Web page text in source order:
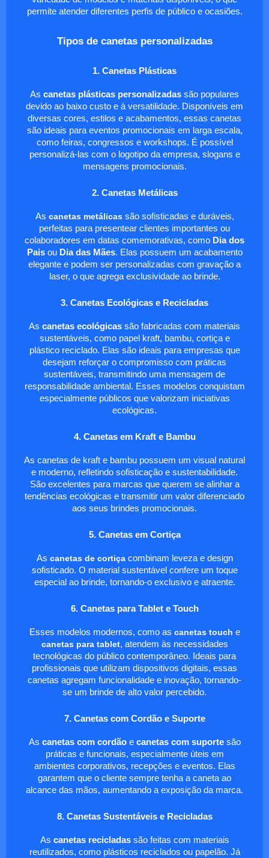
permite atender diferentes perfis de público e ocasiões.
Tipos de canetas personalizadas
1. Canetas Plásticas
As canetas plásticas personalizadas são populares
devido ao baixo custo e à versatilidade. Disponíveis em
diversas cores, estilos e acabamentos, essas canetas
são ideais para eventos promocionais em larga escala,
como feiras, congressos e workshops. É possível
personalizá-las com o logotipo da empresa, slogans e
mensagens promocionais.
2. Canetas Metálicas
As canetas metálicassão sofisticadas e duráveis,
perfeitas para presentear clientes importantes ou
colaboradores em datas comemorativas, como Dia dos
Paisou Dia das Mães. Elas possuem um acabamento
elegante e podem ser personalizadas com gravação a
laser, o que agrega exclusividade ao brinde.
3. Canetas Ecológicas e Recicladas
As canetas ecológicas são fabricadas com materiais
sustentáveis, como papel kraft, bambu, cortiça e
plástico reciclado. Elas são ideais para empresas que
desejam reforçar o compromisso com práticas
sustentáveis, transmitindo uma mensagem de
responsabilidade ambiental. Esses modelos conquistam
especialmente públicos que valorizam iniciativas
ecológicas.
4. Canetas em Kraft e Bambu
As canetas de kraft e bambu possuem um visual natural
e moderno, refletindo sofisticação e sustentabilidade.
São excelentes para marcas que querem se alinhar a
tendências ecológicas e transmitir um valor diferenciado
aos seus brindes promocionais.
5. Canetas em Cortiça
As canetas de cortiçacombinam leveza e design
sofisticado. O material sustentável confere um toque
especial ao brinde, tornando-o exclusivo e atraente.
6. Canetas para Tablet e Touch
Esses modelos modernos, como as canetas touch e
canetas para tablet, atendem às necessidades
tecnológicas do público contemporâneo. Ideais para
profissionais que utilizam dispositivos digitais, essas
canetas agregam funcionalidade e inovação, tornando-
se um brinde de alto valor percebido.
7. Canetas com Cordão e Suporte
As canetas com cordãoe canetas com suportesão
práticas e funcionais, especialmente úteis em
ambientes corporativos, recepções e eventos. Elas
garantem que o cliente sempre tenha a caneta ao
alcance das mãos, aumentando a exposição da marca.
8. Canetas Sustentáveis e Recicladas
As canetas recicladassão feitas com materiais
reutilizados, como plásticos reciclados ou papelão. Já